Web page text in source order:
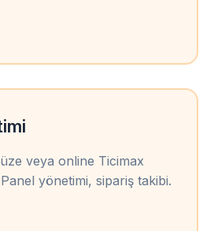
veya online Ticimax
yönetimi, sipariş takibi.